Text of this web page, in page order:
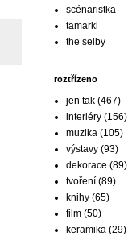
scénaristka
tamarki
the selby
roztřízeno
jen tak (467)
interiéry (156)
muzika (105)
výstavy (93)
dekorace (89)
tvoření (89)
knihy (65)
film (50)
keramika (29)